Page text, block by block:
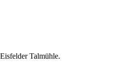
Talmühle.